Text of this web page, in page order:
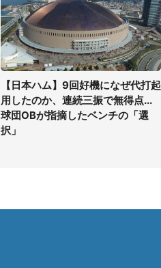
【日本ハム】9回好機になぜ代打起
用したのか、連続三振で無得点...
球団OBが指摘したベンチの「選
択」